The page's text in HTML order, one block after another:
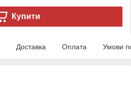
Купити
Доставка Оплата Умови